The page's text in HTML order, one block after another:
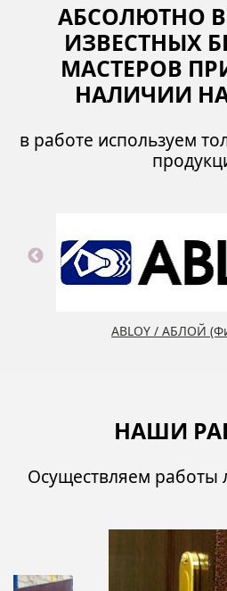
АБСОЛЮТНО
ИЗВЕСТНЫХ
МАСТЕРОВ
НАЛИЧИИ
в работе используем
ABLOY / АБЛОЙ
НАШИ
Осуществляем работы